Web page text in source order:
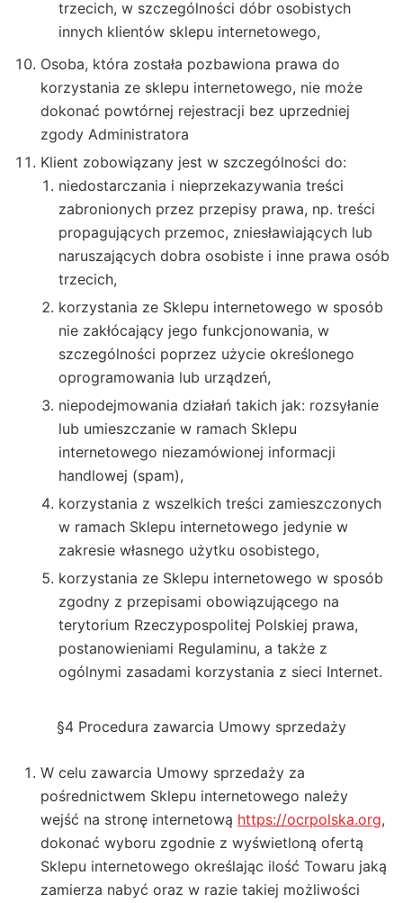
trzecich, w szczególności dóbr osobistych
innych klientów sklepu internetowego,
Osoba, która została pozbawiona prawa do
korzystania ze sklepu internetowego, nie może
dokonać powtórnej rejestracji bez uprzedniej
zgody Administratora
Klient zobowiązany jest w szczególności do:
niedostarczania i nieprzekazywania treści
zabronionych przez przepisy prawa, np. treści
propagujących przemoc, zniesławiających lub
naruszających dobra osobiste i inne prawa osób
trzecich,
korzystania ze Sklepu internetowego w sposób
nie zakłócający jego funkcjonowania, w
szczególności poprzez użycie określonego
oprogramowania lub urządzeń,
niepodejmowania działań takich jak: rozsyłanie
lub umieszczanie w ramach Sklepu
internetowego niezamówionej informacji
handlowej (spam),
korzystania z wszelkich treści zamieszczonych
w ramach Sklepu internetowego jedynie w
zakresie własnego użytku osobistego,
korzystania ze Sklepu internetowego w sposób
zgodny z przepisami obowiązującego na
terytorium Rzeczypospolitej Polskiej prawa,
postanowieniami Regulaminu, a także z
ogólnymi zasadami korzystania z sieci Internet.
§4 Procedura zawarcia Umowy sprzedaży
W celu zawarcia Umowy sprzedaży za
pośrednictwem Sklepu internetowego należy
wejść na stronę internetową https://ocrpolska.org,
dokonać wyboru zgodnie z wyświetloną ofertą
Sklepu internetowego określając ilość Towaru jaką
zamierza nabyć oraz w razie takiej możliwości